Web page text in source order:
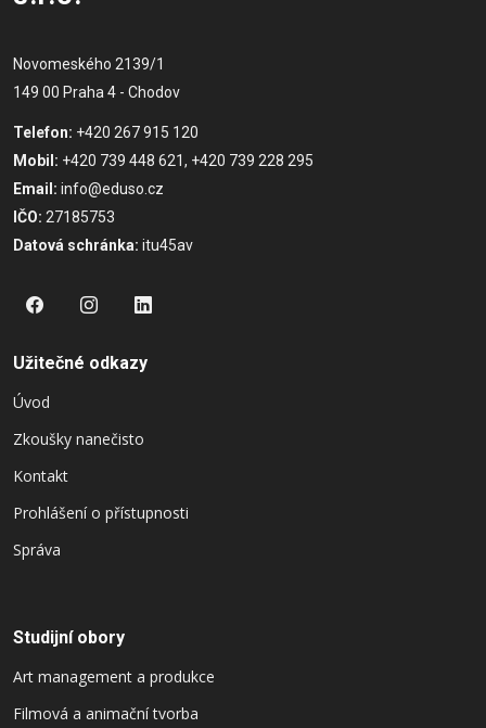
Novomeského 2139/1
149 00 Praha 4 - Chodov
Telefon: +420 267 915 120
Mobil: +420 739 448 621, +420 739 228 295
Email: info@eduso.cz
IČO: 27185753
Datová schránka: itu45av
Užitečné odkazy
Úvod
Zkoušky nanečisto
Kontakt
Prohlášení o přístupnosti
Správa
Studijní obory
Art management a produkce
Filmová a animační tvorba